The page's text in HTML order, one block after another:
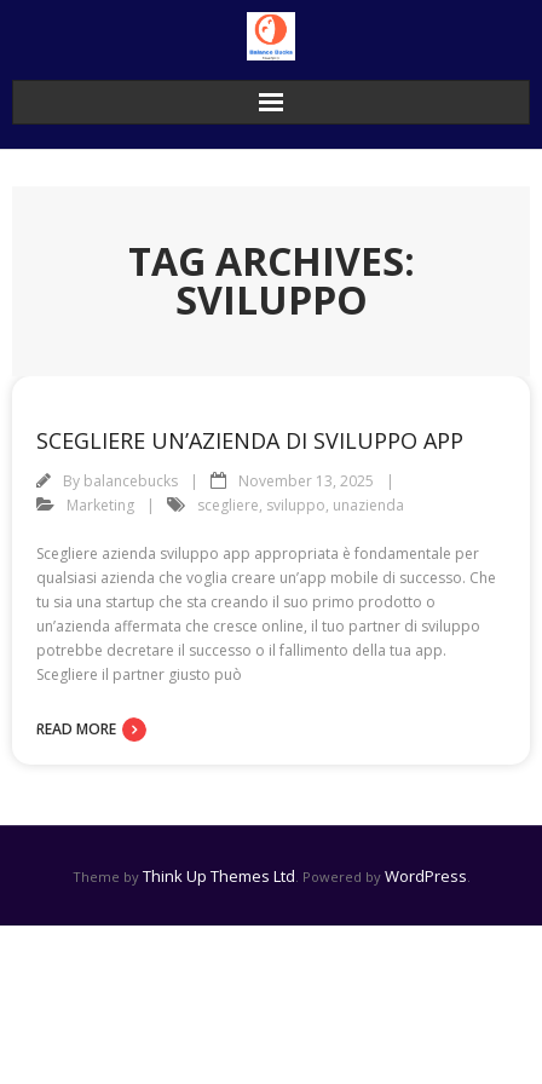
TAG ARCHIVES:
SVILUPPO
SCEGLIERE UN’AZIENDA DI SVILUPPO APP
By balancebucks
November 13, 2025
Marketing
scegliere, sviluppo, unazienda
Scegliere azienda sviluppo app appropriata è fondamentale per
qualsiasi azienda che voglia creare un’app mobile di successo. Che
tu sia una startup che sta creando il suo primo prodotto o
un’azienda affermata che cresce online, il tuo partner di sviluppo
potrebbe decretare il successo o il fallimento della tua app.
Scegliere il partner giusto può
READ MORE
Theme by Think Up Themes Ltd . Powered by WordPress